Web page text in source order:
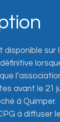
disponible
avant le 21
à Quimper.
à diffuser